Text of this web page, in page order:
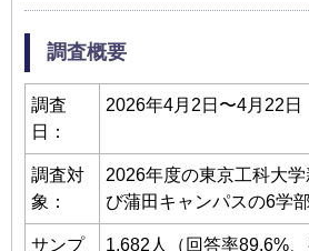
調査概要
調査
日：
2026年4月2日〜4月22日
調査対
象：
2026年度の東京工科大
び蒲田キャンパスの6学部
サンプ 1,682人（回答率89.6%